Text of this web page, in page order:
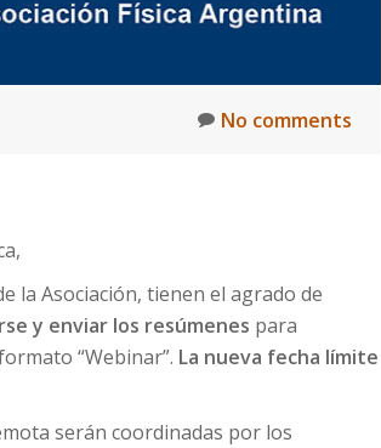
No comments
la Asociación, tienen el agrado de
y enviar los resúmenes para
“Webinar”. La nueva fecha límite
serán coordinadas por los